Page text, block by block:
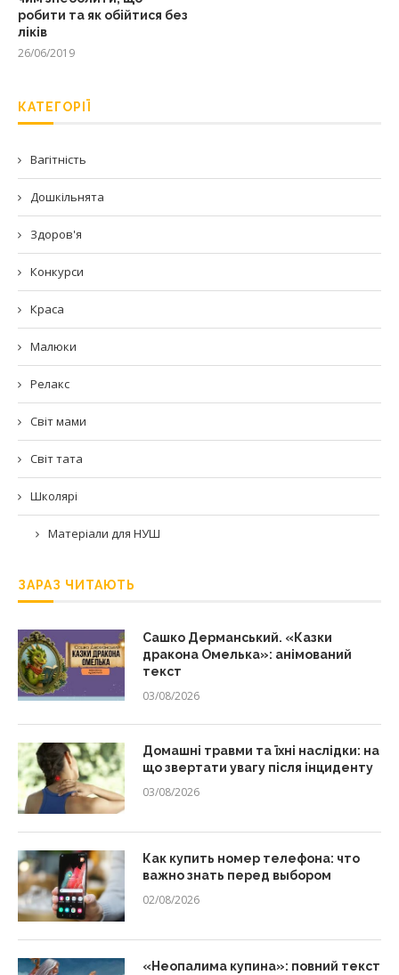
робити та як обійтися без
ліків
26/06/2019
КАТЕГОРІЇ
Вагітність
Дошкільнята
Здоров'я
Конкурси
Краса
Малюки
Релакс
Світ мами
Світ тата
Школярі
Матеріали для НУШ
ЗАРАЗ ЧИТАЮТЬ
Сашко Дерманський. «Казки
дракона Омелька»: анімований
текст
03/08/2026
Домашні травми та їхні наслідки: на
що звертати увагу після інциденту
03/08/2026
Как купить номер телефона: что
важно знать перед выбором
02/08/2026
«Неопалима купина»: повний текст